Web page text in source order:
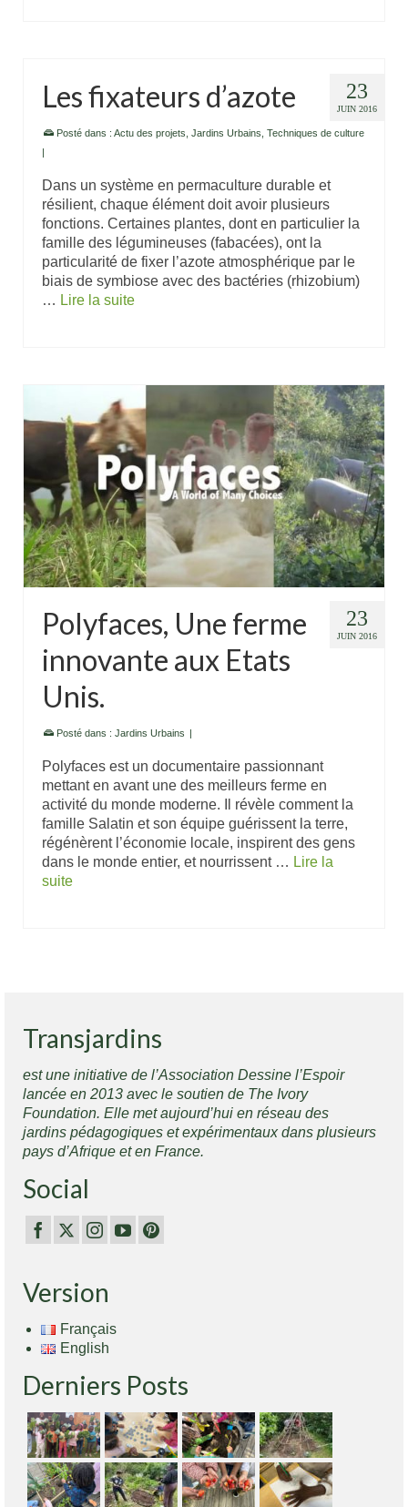
23
JUIN 2016
Les fixateurs d’azote
Posté dans : Actu des projets Jardins Urbains Techniques de culture
|
Dans un système en permaculture durable et
résilient, chaque élément doit avoir plusieurs
fonctions. Certaines plantes, dont en particulier la
famille des légumineuses (fabacées), ont la
particularité de fixer l’azote atmosphérique par le
biais de symbiose avec des bactéries (rhizobium)
… Lire la suite
23
JUIN 2016
Polyfaces, Une ferme
innovante aux Etats
Unis.
Posté dans : Jardins Urbains |
Polyfaces est un documentaire passionnant
mettant en avant une des meilleurs ferme en
activité du monde moderne. Il révèle comment la
famille Salatin et son équipe guérissent la terre,
régénèrent l’économie locale, inspirent des gens
dans le monde entier, et nourrissent … Lire la
suite
Transjardins
est une initiative de l’Association Dessine l’Espoir
lancée en 2013 avec le soutien de The Ivory
Foundation. Elle met aujourd’hui en réseau des
jardins pédagogiques et expérimentaux dans plusieurs
pays d’Afrique et en France.
Social
Version
Français
English
Derniers Posts